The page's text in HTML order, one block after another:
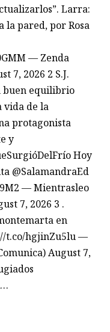
Larra:
pared, por Rosa
— Zenda
7, 2026 2 S.J.
buen equilibrio
vida de la
protagonista
y
Hoy
@SalamandraEd
— Mientrasleo
7, 2026 3 .
en
t.co/hgjinZu5lu —
August 7,